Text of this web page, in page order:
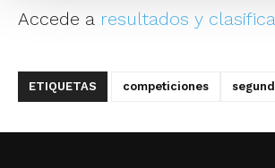
Accede a resultados y
ETIQUETAS competiciones